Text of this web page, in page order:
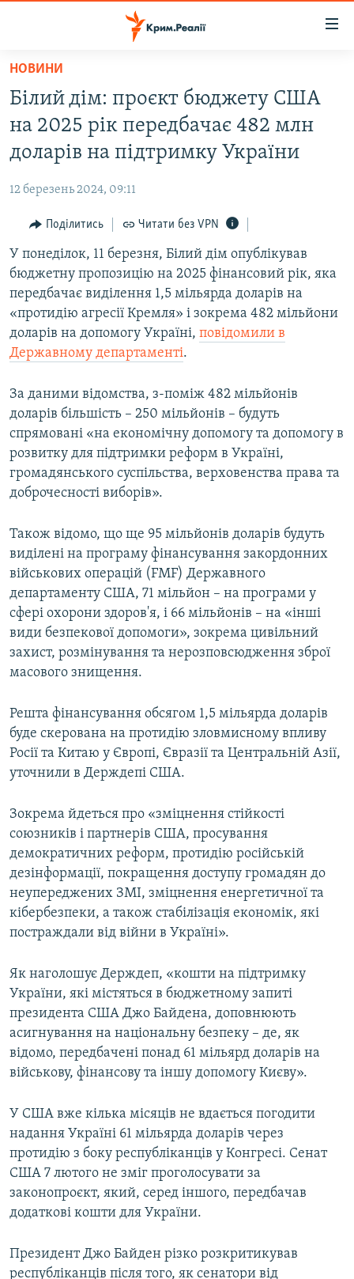
Перейти
основного
матеріалу
до
основної
навігації
Перейти
пошуку
ВОДА.КРИМ
ВІДЕО ТА ФОТО
БЛОГИ
ПОГЛЯД
ІНТЕРВ'Ю
ВСЕ ЗА ДЕНЬ
СПЕЦПРОЕКТИ
ДЕПОРТАЦІЯ
СВІДЧЕННЯ ОКУПАЦІЇ
УКРАЇНСЬКА ПРОБЛЕМА КРИМУ
ІНФОГРАФІКА
ЯК ОБІЙТИ БЛОКУВАННЯ
Qırımtatar
ДОЛУЧАЙСЯ!
Усі сайти RFE/RL
НОВИНИ
Білий дім: проєкт бюджету США
на 2025 рік передбачає 482 млн
доларів на підтримку України
12 березень 2024, 09:11
Поділитись Читати без VPN
У понеділок, 11 березня, Білий дім опублікував
бюджетну пропозицію на 2025 фінансовий рік, яка
передбачає виділення 1,5 мільярда доларів на
«протидію агресії Кремля» і зокрема 482 мільйони
доларів на допомогу Україні, повідомили в
Державному департаменті.
За даними відомства, з-поміж 482 мільйонів
доларів більшість – 250 мільйонів – будуть
спрямовані «на економічну допомогу та допомогу в
розвитку для підтримки реформ в Україні,
громадянського суспільства, верховенства права та
доброчесності виборів».
Також відомо, що ще 95 мільйонів доларів будуть
виділені на програму фінансування закордонних
військових операцій (FMF) Державного
департаменту США, 71 мільйон – на програми у
сфері охорони здоров'я, і 66 мільйонів – на «інші
види безпекової допомоги», зокрема цивільний
захист, розмінування та нерозповсюдження зброї
масового знищення.
Решта фінансування обсягом 1,5 мільярда доларів
буде скерована на протидію зловмисному впливу
Росії та Китаю у Європі, Євразії та Центральній Азії,
уточнили в Держдепі США.
Зокрема йдеться про «зміцнення стійкості
союзників і партнерів США, просування
демократичних реформ, протидію російській
дезінформації, покращення доступу громадян до
неупереджених ЗМІ, зміцнення енергетичної та
кібербезпеки, а також стабілізація економік, які
постраждали від війни в Україні».
Як наголошує Держдеп, «кошти на підтримку
України, які містяться в бюджетному запиті
президента США Джо Байдена, доповнюють
асигнування на національну безпеку – де, як
відомо, передбачені понад 61 мільярд доларів на
військову, фінансову та іншу допомогу Києву».
У США вже кілька місяців не вдається погодити
надання Україні 61 мільярда доларів через
протидію з боку республіканців у Конгресі. Сенат
США 7 лютого не зміг проголосувати за
законопроєкт, який, серед іншого, передбачав
додаткові кошти для України.
Президент Джо Байден різко розкритикував
республіканців після того, як сенатори від